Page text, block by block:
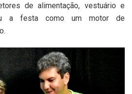
de alimentação, vestuário e
a festa como um motor de